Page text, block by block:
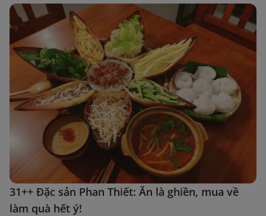
31++ Đặc sản Phan Thiết: Ăn là ghiền, mua về
làm quà hết ý!